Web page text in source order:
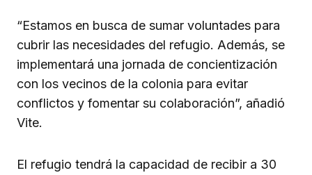
“Estamos en busca de sumar voluntades para
cubrir las necesidades del refugio. Además, se
implementará una jornada de concientización
con los vecinos de la colonia para evitar
conflictos y fomentar su colaboración”, añadió
Vite.
El refugio tendrá la capacidad de recibir a 30